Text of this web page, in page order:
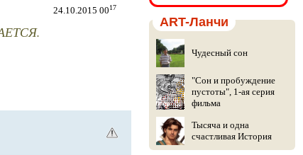
24.10.2015 0017
ART-Ланчи
Чудесный сон
"Сон и пробуждение
пустоты", 1-ая серия
фильма
Тысяча и одна
счастливая История